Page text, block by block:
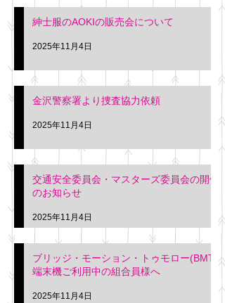
紳士服のAOKIの販売会について
2025年11月4日
金沢警察署より捜査協力依頼
2025年11月4日
交通安全委員会・マスターズ委員会の開催
のお知らせ
2025年11月4日
ブリッジ・モーション・トゥモロー(BMT)
端末機ご利用中の組合員様へ
2025年11月4日